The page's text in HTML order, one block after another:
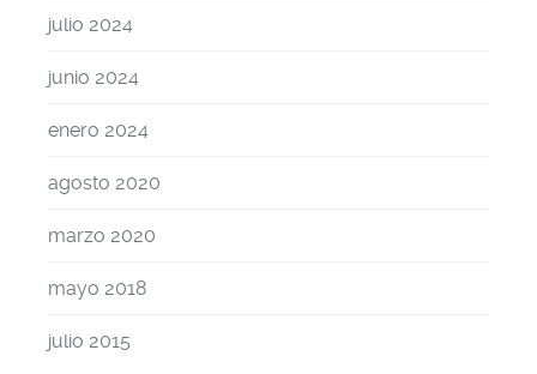
julio 2024
junio 2024
enero 2024
agosto 2020
marzo 2020
mayo 2018
julio 2015